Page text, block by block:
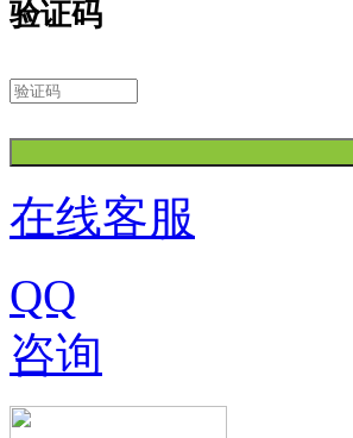
验证码
在线客服
QQ
咨询